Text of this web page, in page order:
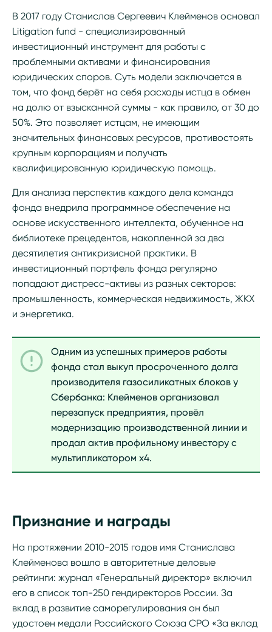
В 2017 году Станислав Сергеевич Клейменов основал
Litigation fund - специализированный
инвестиционный инструмент для работы с
проблемными активами и финансирования
юридических споров. Суть модели заключается в
том, что фонд берёт на себя расходы истца в обмен
на долю от взысканной суммы - как правило, от 30 до
50%. Это позволяет истцам, не имеющим
значительных финансовых ресурсов, противостоять
крупным корпорациям и получать
квалифицированную юридическую помощь.
Для анализа перспектив каждого дела команда
фонда внедрила программное обеспечение на
основе искусственного интеллекта, обученное на
библиотеке прецедентов, накопленной за два
десятилетия антикризисной практики. В
инвестиционный портфель фонда регулярно
попадают дистресс-активы из разных секторов:
промышленность, коммерческая недвижимость, ЖКХ
и энергетика.
Одним из успешных примеров работы
фонда стал выкуп просроченного долга
производителя газосиликатных блоков у
Сбербанка: Клейменов организовал
перезапуск предприятия, провёл
модернизацию производственной линии и
продал актив профильному инвестору с
мультипликатором x4.
Признание и награды
На протяжении 2010-2015 годов имя Станислава
Клейменова вошло в авторитетные деловые
рейтинги: журнал «Генеральный директор» включил
его в список топ-250 гендиректоров России. За
вклад в развитие саморегулирования он был
удостоен медали Российского Союза СРО «За вклад